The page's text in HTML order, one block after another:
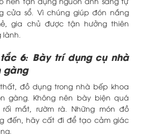
cửa sổ. Vì chúng giúp đón nắng
gia chủ được tận hưởng thiên
6: Bày trí dụng cụ nhà
gàng
đồ dụng trong nhà bếp khoa
gàng. Không nên bày biện quá
mắt, rườm rà. Những món đồ
đến, hãy cất đi để tạo cảm giác